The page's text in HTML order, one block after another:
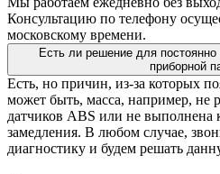
Консультацию по телефону
московскому времени.
Есть ли решение для
приборной
Есть, но причин, из-за которых
может быть, масса, например, не
датчиков ABS или не выполнена
замедления. В любом случае,
диагностику и будем решать